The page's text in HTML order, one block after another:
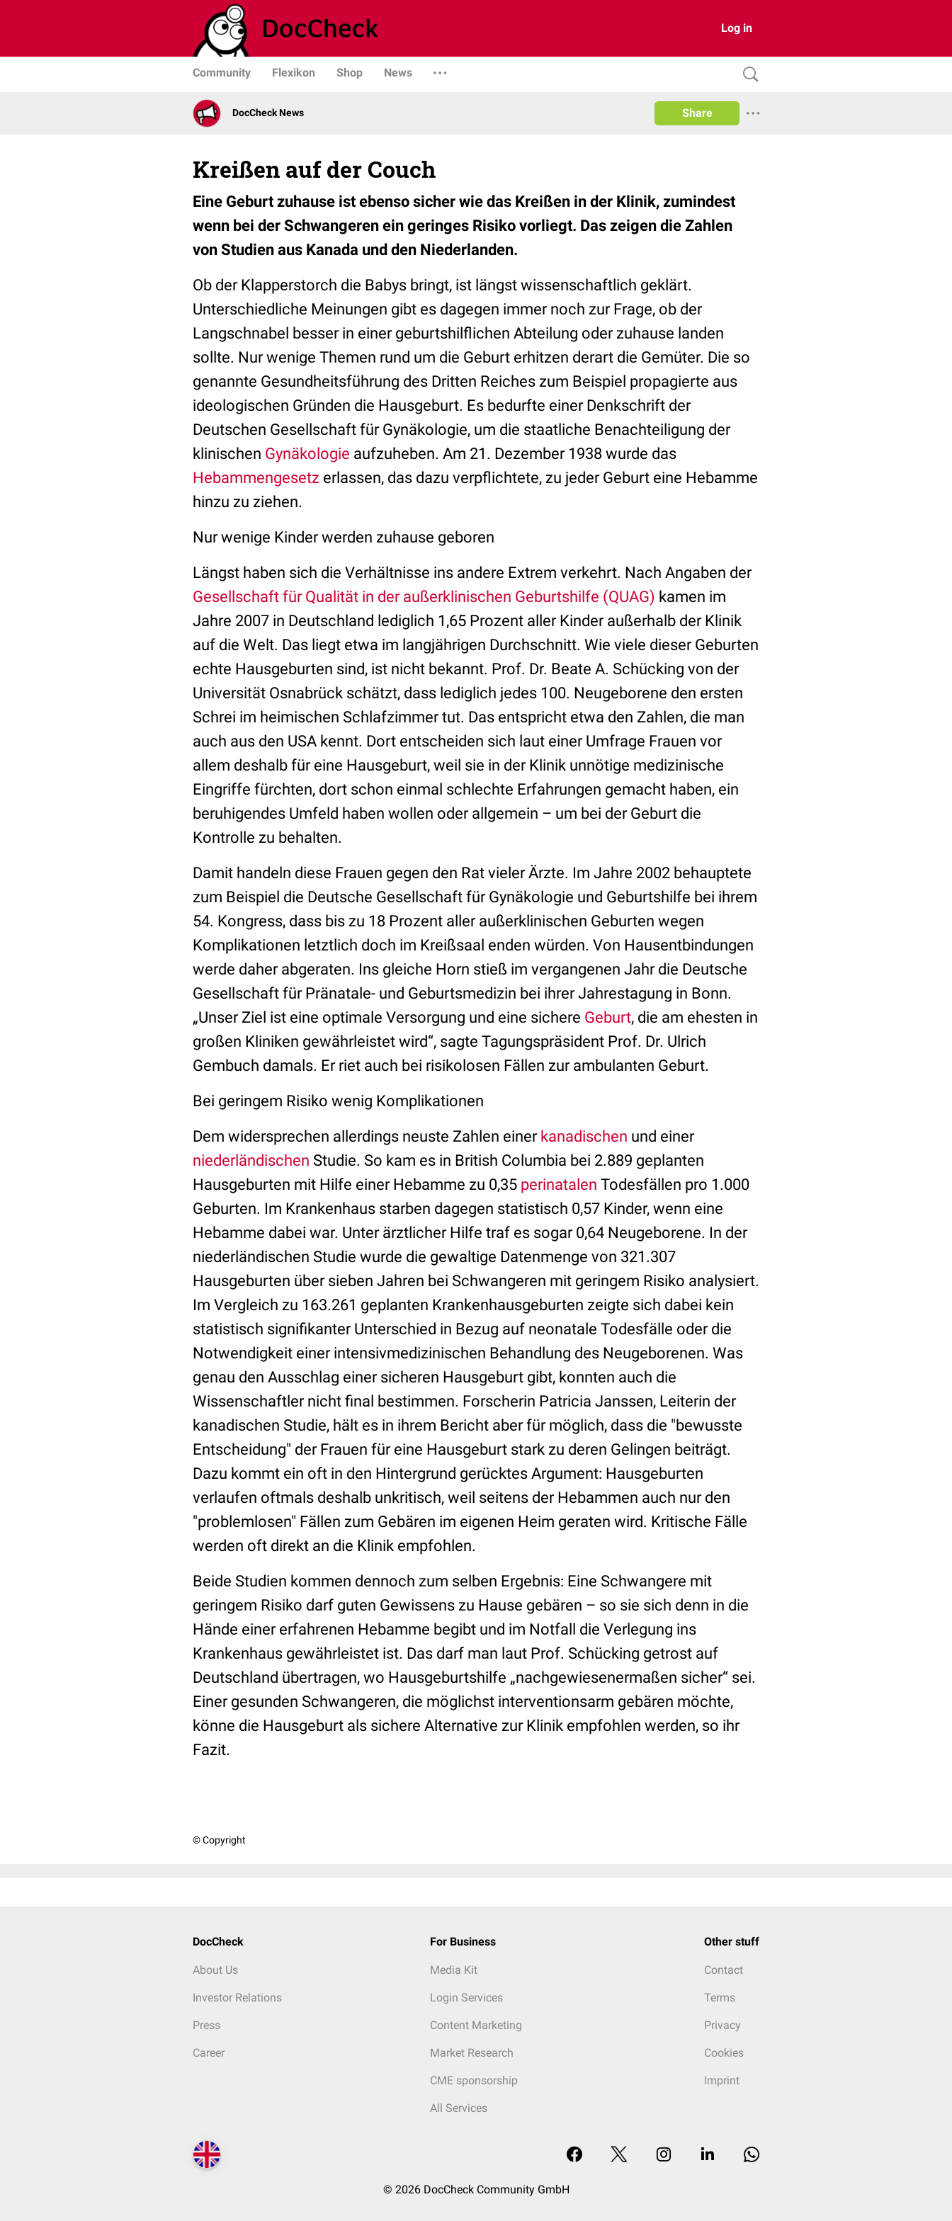
Log in
Community Flexikon Shop News
DocCheck News Share
Kreißen auf der Couch
Eine Geburt zuhause ist ebenso sicher wie das Kreißen in der Klinik, zumindest
wenn bei der Schwangeren ein geringes Risiko vorliegt. Das zeigen die Zahlen
von Studien aus Kanada und den Niederlanden.
Ob der Klapperstorch die Babys bringt, ist längst wissenschaftlich geklärt.
Unterschiedliche Meinungen gibt es dagegen immer noch zur Frage, ob der
Langschnabel besser in einer geburtshilflichen Abteilung oder zuhause landen
sollte. Nur wenige Themen rund um die Geburt erhitzen derart die Gemüter. Die so
genannte Gesundheitsführung des Dritten Reiches zum Beispiel propagierte aus
ideologischen Gründen die Hausgeburt. Es bedurfte einer Denkschrift der
Deutschen Gesellschaft für Gynäkologie, um die staatliche Benachteiligung der
klinischen Gynäkologie aufzuheben. Am 21. Dezember 1938 wurde das
Hebammengesetz erlassen, das dazu verpflichtete, zu jeder Geburt eine Hebamme
hinzu zu ziehen.
Nur wenige Kinder werden zuhause geboren
Längst haben sich die Verhältnisse ins andere Extrem verkehrt. Nach Angaben der
Gesellschaft für Qualität in der außerklinischen Geburtshilfe (QUAG) kamen im
Jahre 2007 in Deutschland lediglich 1,65 Prozent aller Kinder außerhalb der Klinik
auf die Welt. Das liegt etwa im langjährigen Durchschnitt. Wie viele dieser Geburten
echte Hausgeburten sind, ist nicht bekannt. Prof. Dr. Beate A. Schücking von der
Universität Osnabrück schätzt, dass lediglich jedes 100. Neugeborene den ersten
Schrei im heimischen Schlafzimmer tut. Das entspricht etwa den Zahlen, die man
auch aus den USA kennt. Dort entscheiden sich laut einer Umfrage Frauen vor
allem deshalb für eine Hausgeburt, weil sie in der Klinik unnötige medizinische
Eingriffe fürchten, dort schon einmal schlechte Erfahrungen gemacht haben, ein
beruhigendes Umfeld haben wollen oder allgemein – um bei der Geburt die
Kontrolle zu behalten.
Damit handeln diese Frauen gegen den Rat vieler Ärzte. Im Jahre 2002 behauptete
zum Beispiel die Deutsche Gesellschaft für Gynäkologie und Geburtshilfe bei ihrem
54. Kongress, dass bis zu 18 Prozent aller außerklinischen Geburten wegen
Komplikationen letztlich doch im Kreißsaal enden würden. Von Hausentbindungen
werde daher abgeraten. Ins gleiche Horn stieß im vergangenen Jahr die Deutsche
Gesellschaft für Pränatale- und Geburtsmedizin bei ihrer Jahrestagung in Bonn.
„Unser Ziel ist eine optimale Versorgung und eine sichere Geburt, die am ehesten in
großen Kliniken gewährleistet wird“, sagte Tagungspräsident Prof. Dr. Ulrich
Gembuch damals. Er riet auch bei risikolosen Fällen zur ambulanten Geburt.
Bei geringem Risiko wenig Komplikationen
Dem widersprechen allerdings neuste Zahlen einer kanadischen und einer
niederländischen Studie. So kam es in British Columbia bei 2.889 geplanten
Hausgeburten mit Hilfe einer Hebamme zu 0,35 perinatalen Todesfällen pro 1.000
Geburten. Im Krankenhaus starben dagegen statistisch 0,57 Kinder, wenn eine
Hebamme dabei war. Unter ärztlicher Hilfe traf es sogar 0,64 Neugeborene. In der
niederländischen Studie wurde die gewaltige Datenmenge von 321.307
Hausgeburten über sieben Jahren bei Schwangeren mit geringem Risiko analysiert.
Im Vergleich zu 163.261 geplanten Krankenhausgeburten zeigte sich dabei kein
statistisch signifikanter Unterschied in Bezug auf neonatale Todesfälle oder die
Notwendigkeit einer intensivmedizinischen Behandlung des Neugeborenen. Was
genau den Ausschlag einer sicheren Hausgeburt gibt, konnten auch die
Wissenschaftler nicht final bestimmen. Forscherin Patricia Janssen, Leiterin der
kanadischen Studie, hält es in ihrem Bericht aber für möglich, dass die "bewusste
Entscheidung" der Frauen für eine Hausgeburt stark zu deren Gelingen beiträgt.
Dazu kommt ein oft in den Hintergrund gerücktes Argument: Hausgeburten
verlaufen oftmals deshalb unkritisch, weil seitens der Hebammen auch nur den
"problemlosen" Fällen zum Gebären im eigenen Heim geraten wird. Kritische Fälle
werden oft direkt an die Klinik empfohlen.
Beide Studien kommen dennoch zum selben Ergebnis: Eine Schwangere mit
geringem Risiko darf guten Gewissens zu Hause gebären – so sie sich denn in die
Hände einer erfahrenen Hebamme begibt und im Notfall die Verlegung ins
Krankenhaus gewährleistet ist. Das darf man laut Prof. Schücking getrost auf
Deutschland übertragen, wo Hausgeburtshilfe „nachgewiesenermaßen sicher“ sei.
Einer gesunden Schwangeren, die möglichst interventionsarm gebären möchte,
könne die Hausgeburt als sichere Alternative zur Klinik empfohlen werden, so ihr
Fazit.
© Copyright
DocCheck
About Us
Investor Relations
Press
Career
For Business
Media Kit
Login Services
Content Marketing
Market Research
CME sponsorship
All Services
Other stuff
Contact
Terms
Privacy
Cookies
Imprint
© 2026 DocCheck Community GmbH